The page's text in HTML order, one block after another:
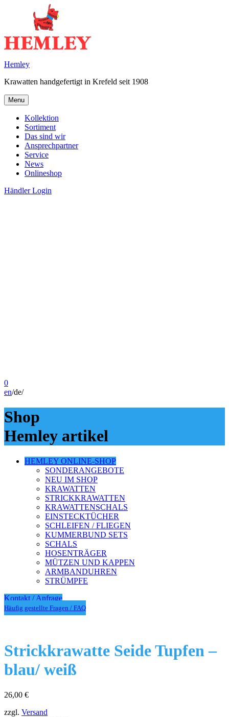
Hemley
Krawatten handgefertigt in Krefeld seit 1908
Menu
Kollektion
Sortiment
Das sind wir
Ansprechpartner
Service
News
Onlineshop
Händler Login
0
en/de/
Shop
Hemley artikel
HEMLEY ONLINE-SHOP
SONDERANGEBOTE
NEU IM SHOP
KRAWATTEN
STRICKKRAWATTEN
KRAWATTENSCHALS
EINSTECKTÜCHER
SCHLEIFEN / FLIEGEN
KUMMERBUND SETS
SCHALS
HOSENTRÄGER
MÜTZEN UND KAPPEN
ARMBANDUHREN
STRÜMPFE
Kontakt / Anfrage
Häufig gestellte Fragen / FAQ
Strickkrawatte Seide Tupfen –
blau/ weiß
26,00 €
zzgl. Versand